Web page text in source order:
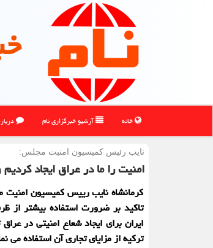
خانه آرشیو خبرگزاری نام
نایب رئیس كمیسیون امنیت مجلس:
امنیت را ما در عراق ایجاد
كرمانشاه نایب رییس كمیسیون
تاكید بر ضرورت استفاده بیشتر از
ایران برای ایجاد شعاع امنیتی در
تركیه از مزایای تجاری آن استفاده می